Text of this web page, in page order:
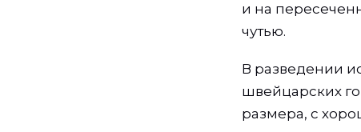
и на
чутью.
В разведении
швейцарских
размера, с